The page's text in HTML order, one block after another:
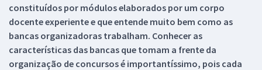
constituídos por módulos elaborados por um corpo
docente experiente e que entende muito bem como as
bancas organizadoras trabalham. Conhecer as
características das bancas que tomam a frente da
organização de concursos é importantíssimo, pois cada